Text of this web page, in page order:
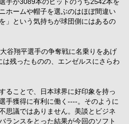
ホームや帽子を選ぶのはほぼ間違い
」という気持ちが球団側にはあるの
谷翔平選手の争奪戦に名乗りをあげ
は残ったものの、エンゼルスにさらわ
ることで、日本球界に好印象を持っ
手獲得に有利に働く----。そのように
思議ではありません。美談とビジネ
ランスをとった結果が今回のソフト